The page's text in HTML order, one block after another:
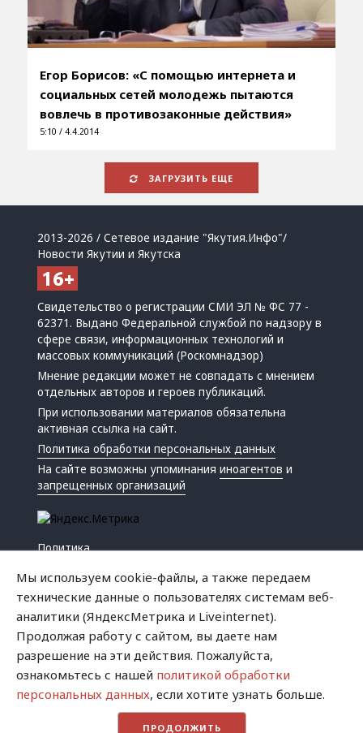
Егор Борисов: «С помощью интернета и
социальных сетей молодежь пытаются
вовлечь в противозаконные действия»
5:10 / 4.4.2014
ЗАГРУЗИТЬ ЕЩЕ
2013-2026 / Сетевое издание "Якутия.Инфо"/
Новости Якутии и Якутска
Свидетельство о регистрации СМИ ЭЛ № ФС 77 -
62371. Выдано Федеральной службой по надзору в
сфере связи, информационных технологий и
массовых коммуникаций (Роскомнадзор)
Мнение редакции может не совпадать с мнением
отдельных авторов и героев публикаций.
При использовании материалов обязательна
активная ссылка на сайт.
Политика обработки персональных данных
На сайте возможны упоминанияиноагентов и
запрещенных организаций
Политика
Криминал
Успех
Хватит это терпеть
Мы используем cookie-файлы, а также передаем
технические данные о пользователях системам веб-
аналитики (ЯндексМетрика и Liveinternet).
Продолжая работу с сайтом, вы даете нам
разрешение на эти действия. Пожалуйста,
ознакомьтесь с нашей политикой обработки
персональных данных, если хотите узнать больше.
ПРОДОЛЖИТЬ